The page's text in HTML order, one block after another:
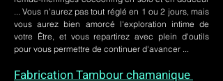
... Vous n'aurez pas tout réglé en 1 ou 2 jours, mais
vous aurez bien amorcé l'exploration intime de
votre Être, et vous repartirez avec plein d'outils
pour vous permettre de continuer d'avancer ...
Fabrication Tambour chamanique